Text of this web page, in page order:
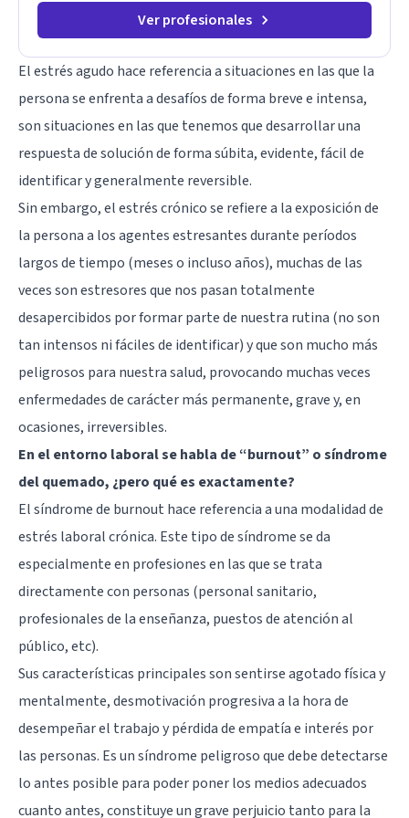
Ver profesionales
El estrés agudo hace referencia a situaciones en las que la
persona se enfrenta a desafíos de forma breve e intensa,
son situaciones en las que tenemos que desarrollar una
respuesta de solución de forma súbita, evidente, fácil de
identificar y generalmente reversible.
Sin embargo, el estrés crónico se refiere a la exposición de
la persona a los agentes estresantes durante períodos
largos de tiempo (meses o incluso años), muchas de las
veces son estresores que nos pasan totalmente
desapercibidos por formar parte de nuestra rutina (no son
tan intensos ni fáciles de identificar) y que son mucho más
peligrosos para nuestra salud, provocando muchas veces
enfermedades de carácter más permanente, grave y, en
ocasiones, irreversibles.
En el entorno laboral se habla de “burnout” o síndrome
del quemado, ¿pero qué es exactamente?
El síndrome de burnout hace referencia a una modalidad de
estrés laboral crónica. Este tipo de síndrome se da
especialmente en profesiones en las que se trata
directamente con personas (personal sanitario,
profesionales de la enseñanza, puestos de atención al
público, etc).
Sus características principales son sentirse agotado física y
mentalmente,desmotivación progresiva a la hora de
desempeñar el trabajo y pérdida de empatía e interés por
las personas. Es un síndrome peligroso que debe detectarse
lo antes posible para poder poner los medios adecuados
cuanto antes, constituye un grave perjuicio tanto para la